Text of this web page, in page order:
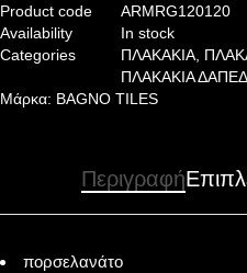
Product code
ARMRG120120
Availability
In stock
Categories
ΠΛΑΚΑΚΙΑ,
ΠΛΑΚΑΚΙΑ
Μάρκα: BAGNO TILES
Περιγραφή
πορσελανάτο